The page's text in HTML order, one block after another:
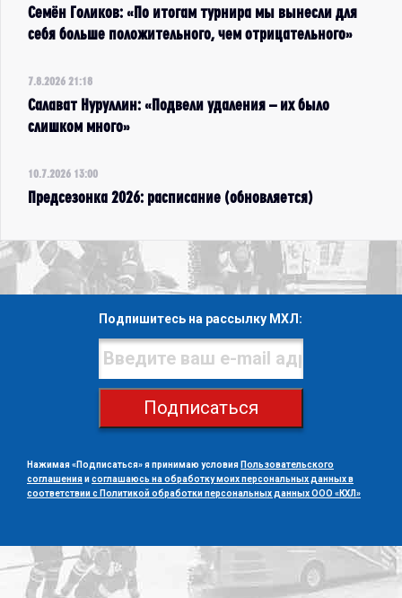
Семён Голиков: «По итогам турнира мы вынесли для
себя больше положительного, чем отрицательного»
7.8.2026 21:18
Салават Нуруллин: «Подвели удаления – их было
слишком много»
10.7.2026 13:00
Предсезонка 2026: расписание (обновляется)
Подпишитесь на рассылку МХЛ:
Подписаться
Нажимая «Подписаться» я принимаю условия Пользовательского
соглашенияисоглашаюсь на обработку моих персональных данных в
соответствии с Политикой обработки персональных данных ООО «КХЛ»